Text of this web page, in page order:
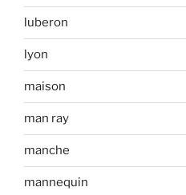
luberon
lyon
maison
man ray
manche
mannequin